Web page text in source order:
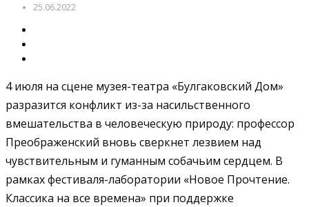
25.06.2022
4 июля на сцене музея-театра «Булгаковский Дом»
разразится конфликт из-за насильственного
вмешательства в человеческую природу: профессор
Преображенский вновь сверкнет лезвием над
чувствительным и гуманным собачьим сердцем. В
рамках фестиваля-лаборатории «Новое Прочтение.
Классика на все времена» при поддержке